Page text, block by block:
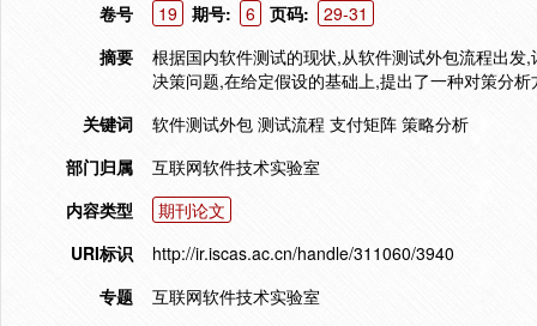
卷号
19 期号: 6 页码:
29-31
摘要
根据国内软件测试的现状,从软件测试外包流程出
决策问题,在给定假设的基础上,提出了一种对策分析
关键词
软件测试外包 测试流程 支付矩阵 策略分析
部门归属
互联网软件技术实验室
内容类型
期刊论文
URI标识
http://ir.iscas.ac.cn/handle/311060/3940
专题
互联网软件技术实验室